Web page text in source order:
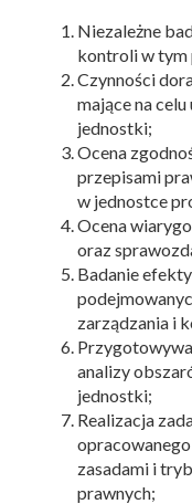
Niezależne
kontroli w tym
Czynności
mające na
jednostki;
Ocena
przepisami
w jednostce
Ocena
oraz
Badanie
zarządzania i
analizy
jednostki;
Realizacja
zasadami i
prawnych;